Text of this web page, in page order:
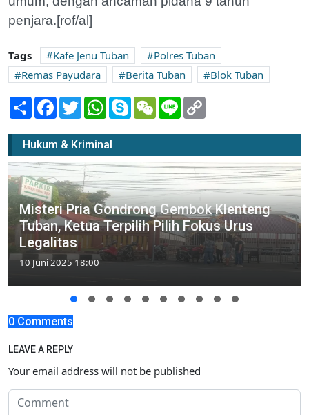
penjara.[rof/al]
Tags Kafe Jenu Tuban
Polres Tuban
Remas Payudara
Berita Tuban
Blok Tuban
Share Facebook
TwitterWhatsApp
SkypeWeChatLine
Hukum & Kriminal
Misteri Pria Gondrong Gembok Klenteng
Tuban, Ketua Terpilih Pilih Fokus Urus
Legalitas
10 Juni 2025 18:00
0 Comments
LEAVE A REPLY
Your email address will not be published